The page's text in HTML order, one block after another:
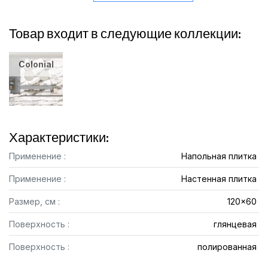
Товар входит в следующие коллекции:
Colonial
Характеристики:
Применение : Напольная плитка
Применение : Настенная плитка
Размер, см : 120x60
Поверхность : глянцевая
Поверхность : полированная